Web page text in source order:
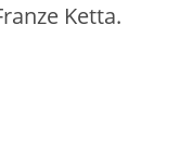
Ketta.